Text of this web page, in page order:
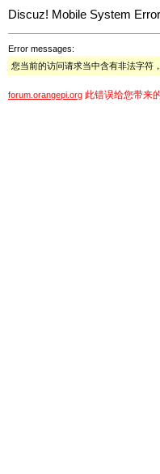
Discuz! Mobile System Error
Error messages:
您当前的访问请求当中含有非法字符
forum.orangepi.org 此错误给您带来